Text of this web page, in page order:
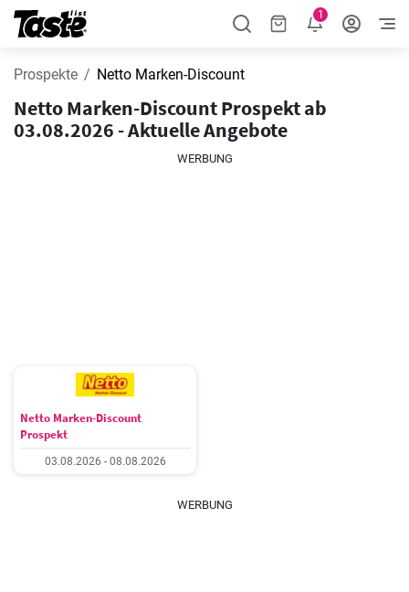
1
Prospekte Netto Marken-Discount
Netto Marken-Discount Prospekt ab
03.08.2026 - Aktuelle Angebote
WERBUNG
Netto Marken-Discount
Prospekt
03.08.2026 - 08.08.2026
WERBUNG